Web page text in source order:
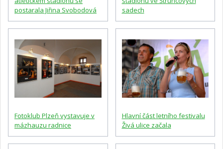
postarala Jiřina Svobodová
sadech
Fotoklub Plzeň vystavuje v
mázhauzu radnice
Hlavní část letního festivalu
Živá ulice začala